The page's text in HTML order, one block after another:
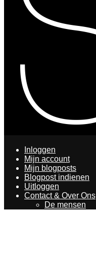
Inloggen
Mijn account
Mijn blogposts
Blogpost indienen
Uitloggen
Contact & Over Ons
De mensen